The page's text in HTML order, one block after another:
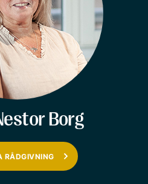
Borg
RÅDGIVNING